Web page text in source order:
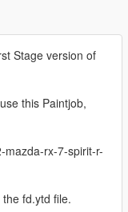
Stage version of
this Paintjob,
mazda-rx-7-spirit-r-
fd.ytd file.